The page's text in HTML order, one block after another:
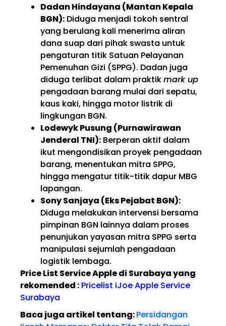
Dadan Hindayana (Mantan Kepala
BGN): Diduga menjadi tokoh sentral
yang berulang kali menerima aliran
dana suap dari pihak swasta untuk
pengaturan titik Satuan Pelayanan
Pemenuhan Gizi (SPPG). Dadan juga
diduga terlibat dalam praktikmark up
pengadaan barang mulai dari sepatu,
kaus kaki, hingga motor listrik di
lingkungan BGN.
Lodewyk Pusung (Purnawirawan
Jenderal TNI): Berperan aktif dalam
ikut mengondisikan proyek pengadaan
barang, menentukan mitra SPPG,
hingga mengatur titik-titik dapur MBG
lapangan.
Sony Sanjaya (Eks Pejabat BGN):
Diduga melakukan intervensi bersama
pimpinan BGN lainnya dalam proses
penunjukan yayasan mitra SPPG serta
manipulasi sejumlah pengadaan
logistik lembaga.
Price List Service Apple di Surabaya yang
rekomended : Pricelist iJoe Apple Service
Surabaya
Baca juga artikel tentang:Persidangan